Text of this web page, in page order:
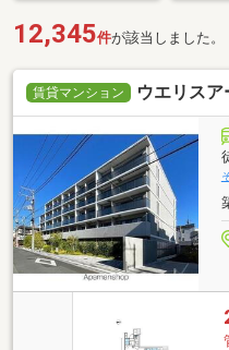
12,345件が該当しました。
賃貸マンション ウエリス